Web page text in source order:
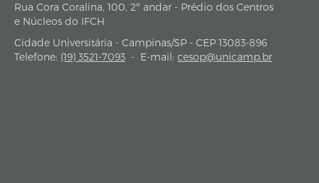
Rua Cora Coralina, 100, 2º andar - Prédio dos Centros
e Núcleos do IFCH
Cidade Universitária - Campinas/SP - CEP 13083-896
Telefone: (19) 3521-7093 - E-mail: cesop@unicamp.br